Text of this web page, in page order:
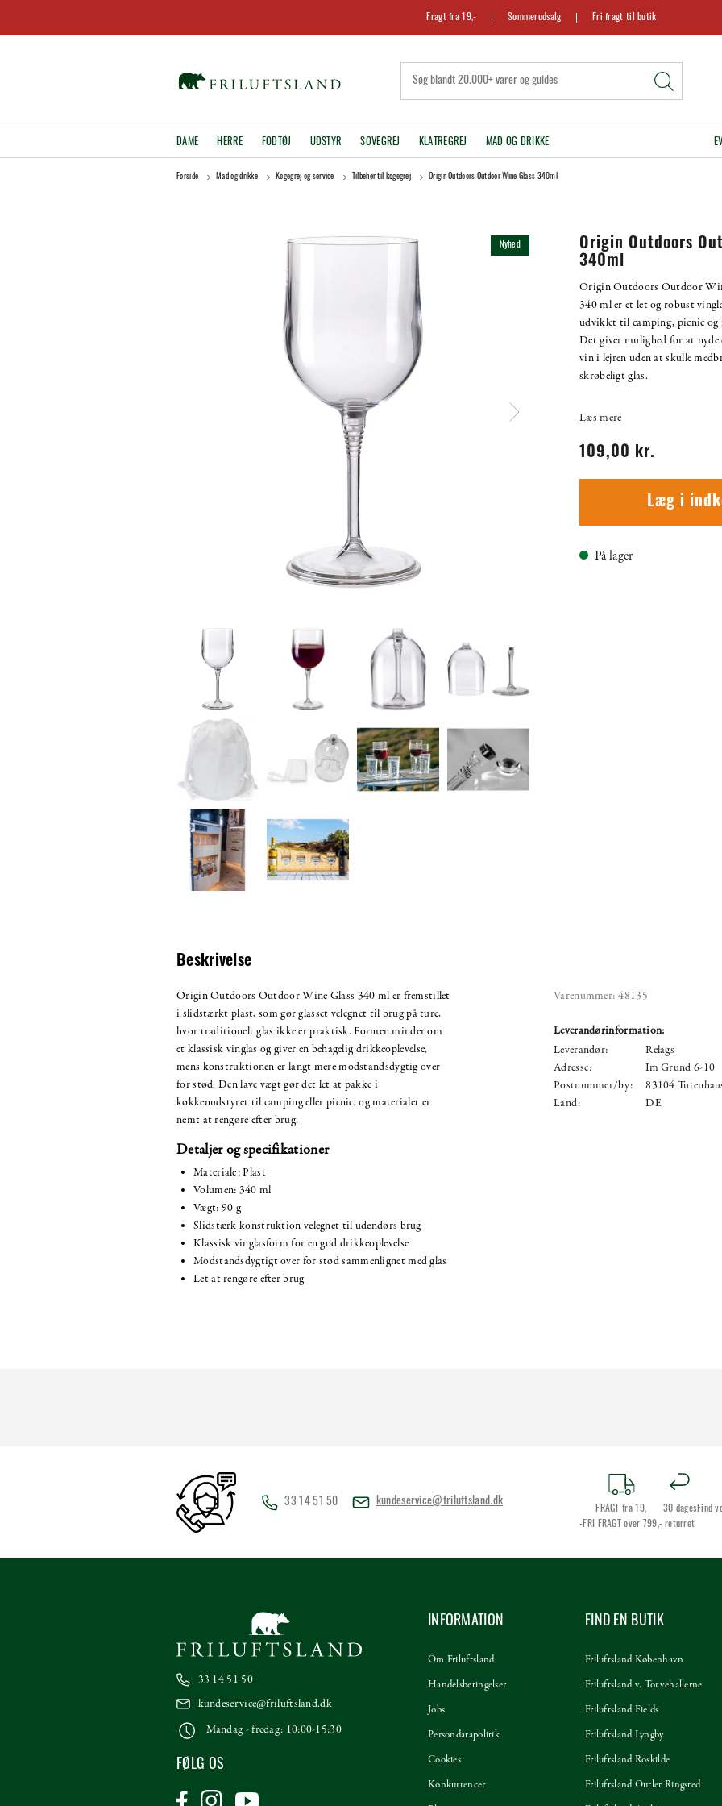
Fragt fra 19,- Sommerudsalg Fri fragt til butik
DAME HERRE FODTØJ UDSTYR SOVEGREJ KLATREGREJ MAD OG DRIKKE
Forside Mad og drikke Kogegrej og service Tilbehør til kogegrej Origin Outdoors Outdoor Wine Glass 340ml
Nyhed
Origin Outdoors
340ml
Origin Outdoors Outdoor
340 ml er et let og robust
udviklet til camping, picnic
Det giver mulighed for at nyde
vin i lejren uden at skulle
skrøbeligt glas.
Læs mere
109,00 kr.
Læg i
På lager
Beskrivelse
Origin Outdoors Outdoor Wine Glass 340 ml er fremstillet
i slidstærkt plast, som gør glasset velegnet til brug på ture,
hvor traditionelt glas ikke er praktisk. Formen minder om
et klassisk vinglas og giver en behagelig drikkeoplevelse,
mens konstruktionen er langt mere modstandsdygtig over
for stød. Den lave vægt gør det let at pakke i
køkkenudstyret til camping eller picnic, og materialet er
nemt at rengøre efter brug.
Detaljer og specifikationer
Materiale: Plast
Volumen: 340 ml
Vægt: 90 g
Slidstærk konstruktion velegnet til udendørs brug
Klassisk vinglasform for en god drikkeoplevelse
Modstandsdygtigt over for stød sammenlignet med glas
Let at rengøre efter brug
Varenummer: 48135
Leverandørinformation:
Leverandør:
Relags
Adresse:
Im Grund 6-10
Postnummer/by:
83104
Land:
DE
33 14 51 50 kundeservice@friluftsland.dk
FRAGT fra 19,
-FRI FRAGT over 799,-
30 dages
returret
Find
33 14 51 50
kundeservice@friluftsland.dk
Mandag - fredag: 10:00-15:30
FØLG OS
INFORMATION
Om Friluftsland
Handelsbetingelser
Jobs
Persondatapolitik
Cookies
Konkurrencer
FIND EN BUTIK
Friluftsland København
Friluftsland v. Torvehallerne
Friluftsland Fields
Friluftsland Lyngby
Friluftsland Roskilde
Friluftsland Outlet Ringsted